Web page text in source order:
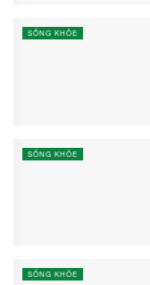
SỐNG KHỎE
SỐNG KHỎE
SỐNG KHỎE